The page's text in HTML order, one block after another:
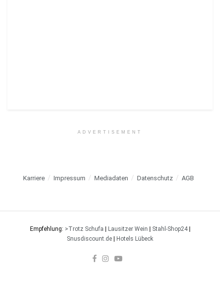
ADVERTISEMENT
Karriere Impressum Mediadaten Datenschutz AGB
Empfehlung: >Trotz Schufa | Lausitzer Wein | Stahl-Shop24|
Snusdiscount.de | Hotels Lübeck